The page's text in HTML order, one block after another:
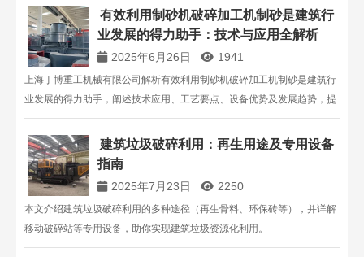
有效利用制砂机破碎加工机制砂是建筑行
业发展的得力助手：技术与应用全解析
2025年6月26日 1941
上海丁博重工机械有限公司解析有效利用制砂机破碎加工机制砂是建筑行
业发展的得力助手，阐述技术应用、工艺要点、设备优势及发展趋势，提
供全流程服务方案 。
建筑垃圾破碎利用：再生用途及专用设备
指南
2025年7月23日 2250
本文介绍建筑垃圾破碎利用的多种途径（再生骨料、环保砖等），并详解
移动破碎站等专用设备，助你实现建筑垃圾资源化利用。